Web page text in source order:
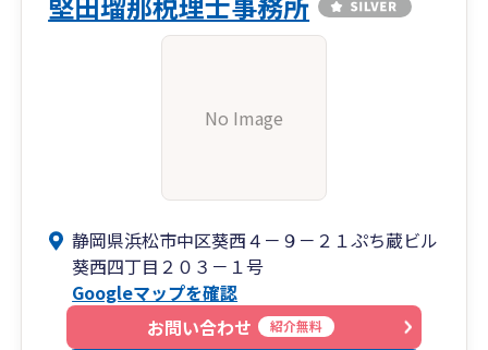
No Image
静岡県浜松市中区葵西４－９－２１ぷち蔵ビル
葵西四丁目２０３－１号
Googleマップを確認
お問い合わせ
紹介無料